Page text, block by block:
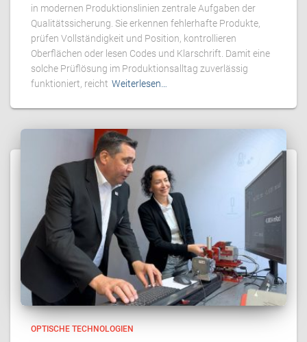
in modernen Produktionslinien zentrale Aufgaben der
Qualitätssicherung. Sie erkennen fehlerhafte Produkte,
prüfen Vollständigkeit und Position, kontrollieren
Oberflächen oder lesen Codes und Klarschrift. Damit eine
solche Prüflösung im Produktionsalltag zuverlässig
funktioniert, reicht Weiterlesen…
OPTISCHE TECHNOLOGIEN